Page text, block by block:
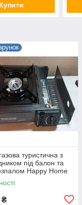
Купити
туристична з
під балон та
Happy Home
₴